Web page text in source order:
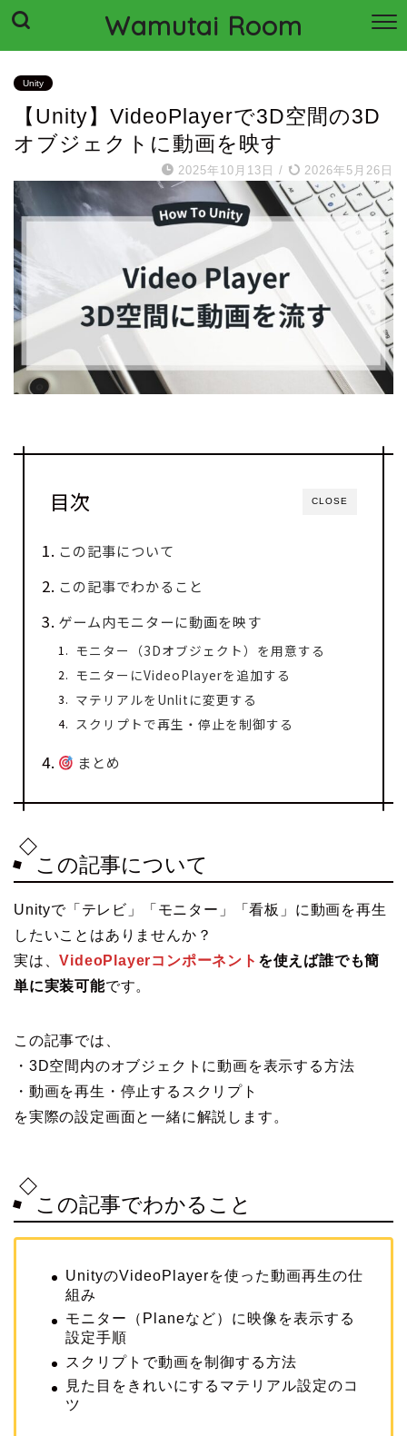
Wamutai Room
Unity
【Unity】VideoPlayerで3D空間の3D
オブジェクトに動画を映す
2025年10月13日 / 2026年5月26日
CLOSE
目次
この記事について
この記事でわかること
ゲーム内モニターに動画を映す
モニター（3Dオブジェクト）を用意する
モニターにVideoPlayerを追加する
マテリアルをUnlitに変更する
スクリプトで再生・停止を制御する
まとめ
この記事について
Unityで「テレビ」「モニター」「看板」に動画を再生
したいことはありませんか？
実は、VideoPlayerコンポーネント を使えば誰でも簡
単に実装可能です。
この記事では、
・3D空間内のオブジェクトに動画を表示する方法
・動画を再生・停止するスクリプト
を実際の設定画面と一緒に解説します。
この記事でわかること
UnityのVideoPlayerを使った動画再生の仕
組み
モニター（Planeなど）に映像を表示する
設定手順
スクリプトで動画を制御する方法
見た目をきれいにするマテリアル設定のコ
ツ